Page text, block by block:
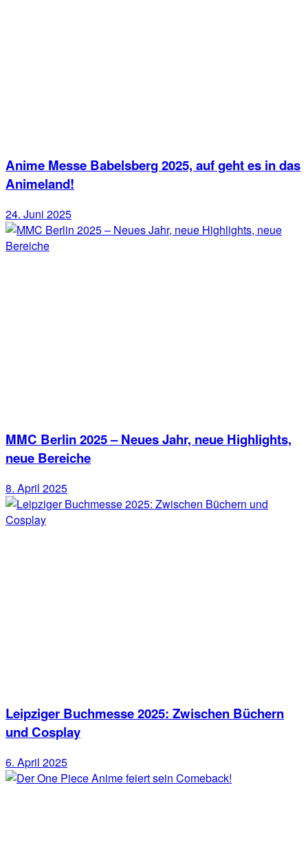
Anime Messe Babelsberg 2025, auf geht es in das
Animeland!
24. Juni 2025
MMC Berlin 2025 – Neues Jahr, neue Highlights,
neue Bereiche
8. April 2025
Leipziger Buchmesse 2025: Zwischen Büchern
und Cosplay
6. April 2025